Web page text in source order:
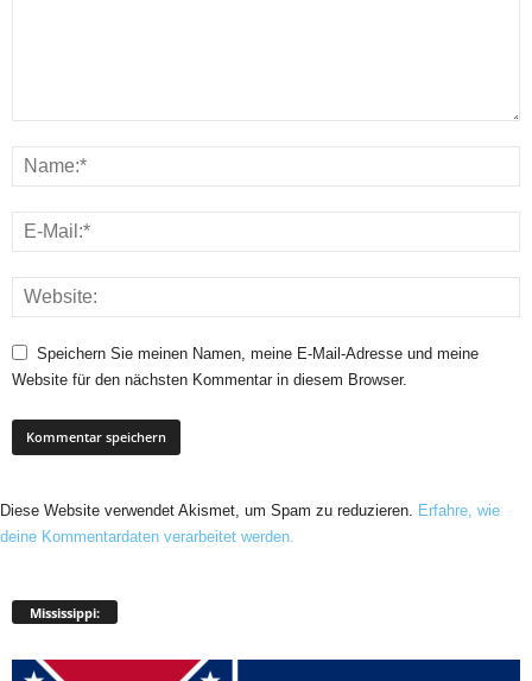
Speichern Sie meinen Namen, meine E-Mail-Adresse und meine
Website für den nächsten Kommentar in diesem Browser.
Diese Website verwendet Akismet, um Spam zu reduzieren. Erfahre, wie
deine Kommentardaten verarbeitet werden.
Mississippi: